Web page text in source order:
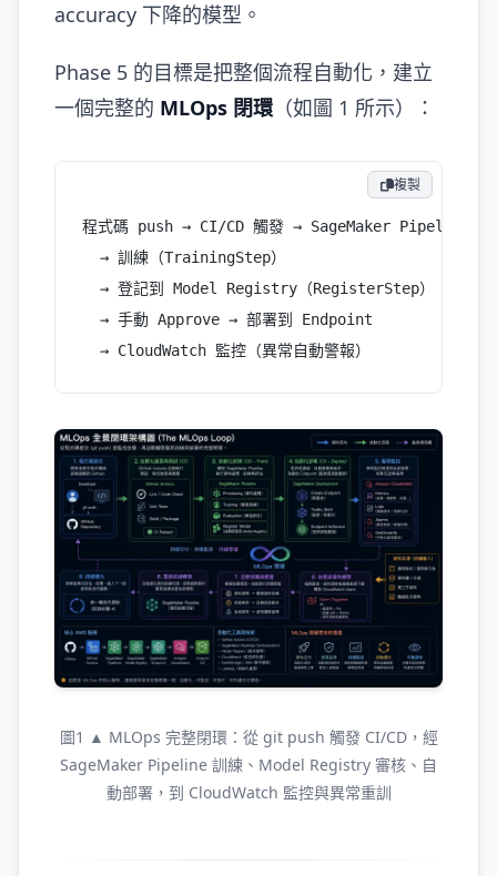
accuracy 下降的模型。
Phase 5 的目標是把整個流程自動化，建立
一個完整的 MLOps 閉環（如圖 1 所示）：
程式碼 push → CI/CD 觸發 → SageMaker Pipeline
  → 訓練（TrainingStep）
  → 登記到 Model Registry（RegisterStep）
  → 手動 Approve → 部署到 Endpoint
  → CloudWatch 監控（異常自動警報）
複製
圖1 ▲ MLOps 完整閉環：從 git push 觸發 CI/CD，經
SageMaker Pipeline 訓練、Model Registry 審核、自
動部署，到 CloudWatch 監控與異常重訓